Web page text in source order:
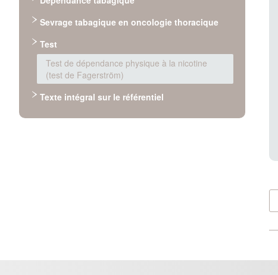
Sevrage tabagique en oncologie thoracique
Test
Test de dépendance physique à la nicotine
(test de Fagerström)
Texte intégral sur le référentiel